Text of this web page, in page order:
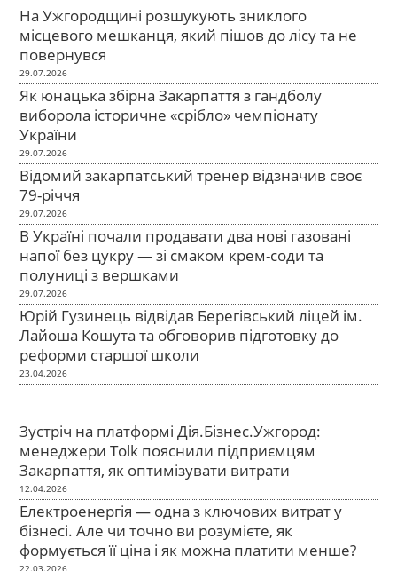
На Ужгородщині розшукують зниклого
місцевого мешканця, який пішов до лісу та не
повернувся
29.07.2026
Як юнацька збірна Закарпаття з гандболу
виборола історичне «срібло» чемпіонату
України
29.07.2026
Відомий закарпатський тренер відзначив своє
79-річчя
29.07.2026
В Україні почали продавати два нові газовані
напої без цукру — зі смаком крем-соди та
полуниці з вершками
29.07.2026
Юрій Гузинець відвідав Берегівський ліцей ім.
Лайоша Кошута та обговорив підготовку до
реформи старшої школи
23.04.2026
Зустріч на платформі Дія.Бізнес.Ужгород:
менеджери Tolk пояснили підприємцям
Закарпаття, як оптимізувати витрати
12.04.2026
Електроенергія — одна з ключових витрат у
бізнесі. Але чи точно ви розумієте, як
формується її ціна і як можна платити менше?
22.03.2026